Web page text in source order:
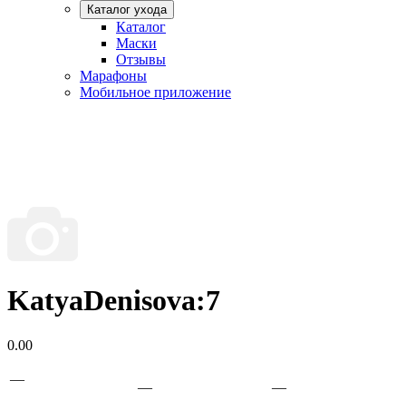
Каталог ухода
Каталог
Маски
Отзывы
Марафоны
Мобильное приложение
KatyaDenisova:7
0.00
—
—
—